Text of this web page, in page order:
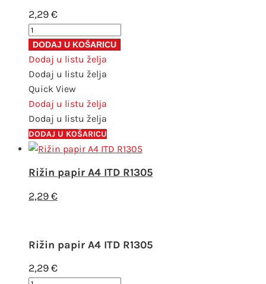
2,29€
Rižin
papir
A4
ITD
R1367
količina
DODAJ U KOŠARICU
Dodaj u listu želja
Dodaj u listu želja
Quick View
Dodaj u listu želja
Dodaj u listu želja
DODAJ U KOŠARICU
Rižin papir A4 ITD R1305
2,29€
Rižin papir A4 ITD R1305
2,29€